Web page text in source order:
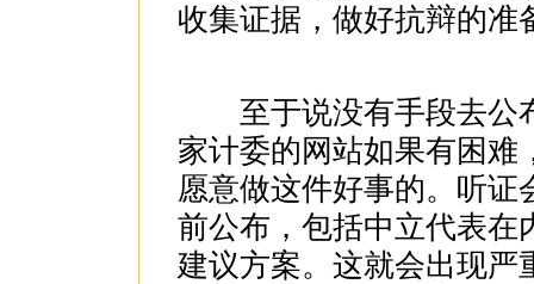
收集证据，做好抗辩的准
至于说没有手段去公
家计委的网站如果有困难
愿意做这件好事的。听证
前公布，包括中立代表在
建议方案。这就会出现严